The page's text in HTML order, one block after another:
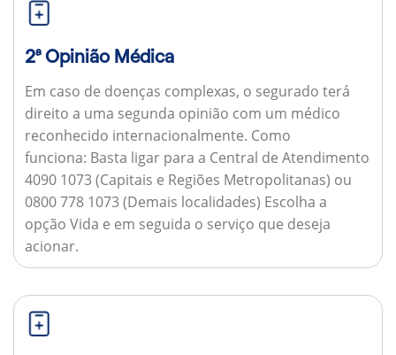
2ª Opinião Médica
Em caso de doenças complexas, o segurado terá
direito a uma segunda opinião com um médico
reconhecido internacionalmente. Como
funciona: Basta ligar para a Central de Atendimento
4090 1073 (Capitais e Regiões Metropolitanas) ou
0800 778 1073 (Demais localidades) Escolha a
opção Vida e em seguida o serviço que deseja
acionar.